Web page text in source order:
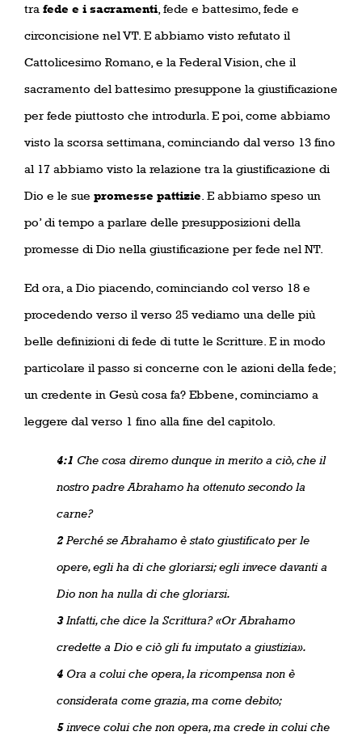
tra fede e i sacramenti , fede e battesimo, fede e
circoncisione nel VT. E abbiamo visto refutato il
Cattolicesimo Romano, e la Federal Vision, che il
sacramento del battesimo presuppone la giustificazione
per fede piuttosto che introdurla. E poi, come abbiamo
visto la scorsa settimana, cominciando dal verso 13 fino
al 17 abbiamo visto la relazione tra la giustificazione di
Dio e le sue promesse pattizie . E abbiamo speso un
po’ di tempo a parlare delle presupposizioni della
promesse di Dio nella giustificazione per fede nel NT.
Ed ora, a Dio piacendo, cominciando col verso 18 e
procedendo verso il verso 25 vediamo una delle più
belle definizioni di fede di tutte le Scritture. E in modo
particolare il passo si concerne con le azioni della fede;
un credente in Gesù cosa fa? Ebbene, cominciamo a
leggere dal verso 1 fino alla fine del capitolo.
4:1 Che cosa diremo dunque in merito a ciò, che il
nostro padre Abrahamo ha ottenuto secondo la
carne?
2 Perché se Abrahamo è stato giustificato per le
opere, egli ha di che gloriarsi; egli invece davanti a
Dio non ha nulla di che gloriarsi.
3 Infatti, che dice la Scrittura? «Or Abrahamo
credette a Dio e ciò gli fu imputato a giustizia».
4 Ora a colui che opera, la ricompensa non è
considerata come grazia, ma come debito;
5 invece colui che non opera, ma crede in colui che